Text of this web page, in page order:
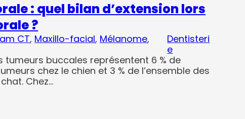
: quel bilan d’extension lors
?
CT, Maxillo-facial, Mélanome,
Dentisteri
e
tumeurs buccales représentent 6 % de
chez le chien et 3 % de l’ensemble des
Chez…